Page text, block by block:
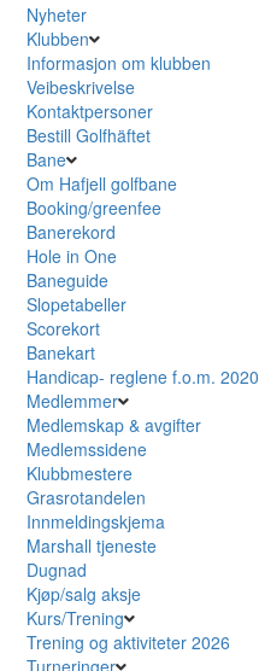
Nyheter
Klubben
Informasjon om klubben
Veibeskrivelse
Kontaktpersoner
Bestill Golfhäftet
Bane
Om Hafjell golfbane
Booking/greenfee
Banerekord
Hole in One
Baneguide
Slopetabeller
Scorekort
Banekart
Handicap- reglene f.o.m. 2020
Medlemmer
Medlemskap & avgifter
Medlemssidene
Klubbmestere
Grasrotandelen
Innmeldingskjema
Marshall tjeneste
Dugnad
Kjøp/salg aksje
Kurs/Trening
Trening og aktiviteter 2026
Turneringer